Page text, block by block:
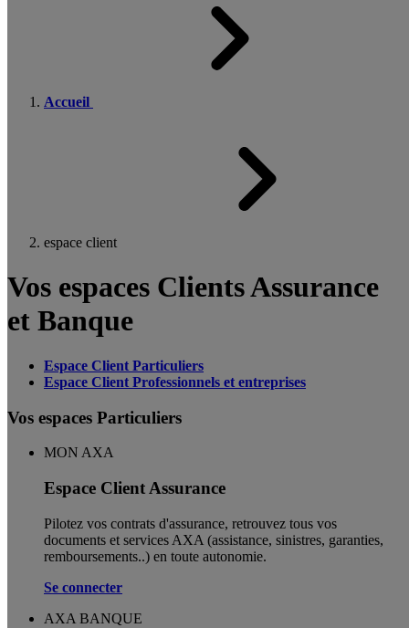
Accueil
espace client
Vos espaces Clients Assurance
et Banque
Espace Client Particuliers
Espace Client Professionnels et entreprises
Vos espaces Particuliers
MON AXA
Espace Client Assurance
Pilotez vos contrats d'assurance, retrouvez tous vos
documents et services AXA (assistance, sinistres, garanties,
remboursements..) en toute autonomie. ​
Se connecter
AXA BANQUE